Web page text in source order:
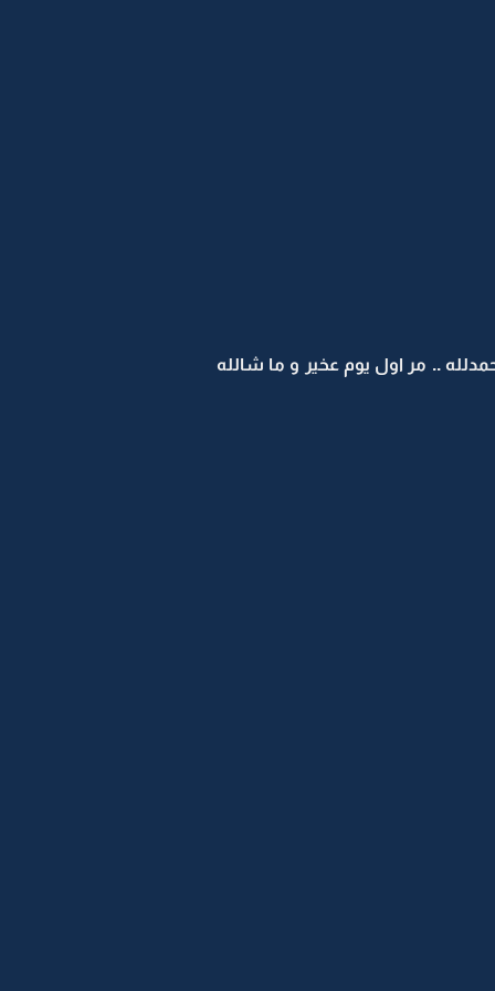
.. مر اول يوم عخير و ما شالله